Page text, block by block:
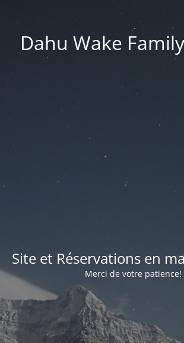
Dahu Wake
Site et Réservations en
Merci de votre patience!